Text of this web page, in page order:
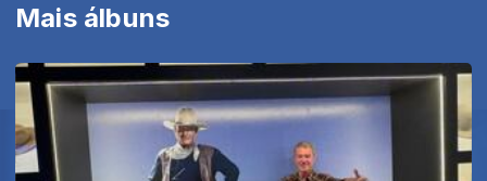
Mais álbuns